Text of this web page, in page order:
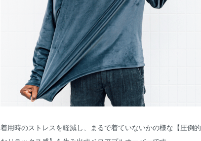
着用時のストレスを軽減し、まるで着ていないかの様な【圧倒的